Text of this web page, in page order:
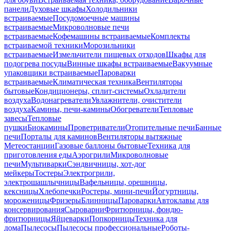
панелиДуховые шкафыХолодильники
встраиваемыеПосудомоечные машины
встраиваемыеМикроволновые печи
встраиваемыеКофемашины встраиваемыеКомплекты
встраиваемой техникиМорозильники
встраиваемыеИзмельчители пищевых отходовШкафы для
подогрева посудыВинные шкафы встраиваемыеВакуумные
упаковщики встраиваемыеПароварки
встраиваемыеКлиматическая техникаВентиляторы
бытовыеКондиционеры, сплит-системыОхладители
воздухаВодонагревателиУвлажнители, очистители
воздухаКамины, печи-каминыОбогревателиТепловые
завесыТепловые
пушкиБиокаминыПроветривателиОтопительные печиБанные
печиПорталы для каминовВентиляторы вытяжные
МетеостанцииГазовые баллоны бытовыеТехника для
приготовления едыАэрогрилиМикроволновые
печиМультиваркиСэндвичницы, хот-дог
мейкерыТостерыЭлектрогрили,
электрошашлычницыВафельницы, орешницы,
кексницыХлебопечкиРостеры, мини-печиЙогуртницы,
мороженицыФризерыБлинницыПароваркиАвтоклавы для
консервированияСыроварниФритюрницы, фондю-
фритюрницыЯйцеваркиПопкорницыТехника для
домаПылесосыПылесосы профессиональныеРоботы-